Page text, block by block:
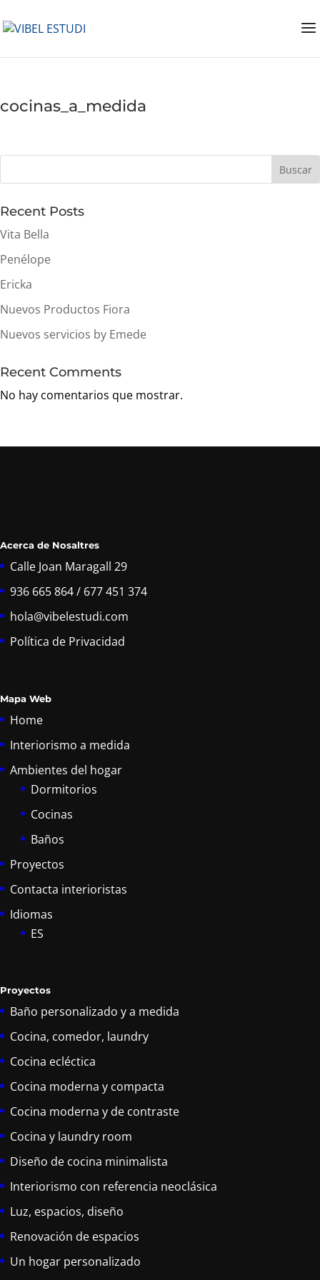
cocinas_a_medida
Buscar
Recent Posts
Vita Bella
Penélope
Ericka
Nuevos Productos Fiora
Nuevos servicios by Emede
Recent Comments
No hay comentarios que mostrar.
Acerca de Nosaltres
Calle Joan Maragall 29
936 665 864 / 677 451 374
hola@vibelestudi.com
Política de Privacidad
Mapa Web
Home
Interiorismo a medida
Ambientes del hogar
Dormitorios
Cocinas
Baños
Proyectos
Contacta interioristas
Idiomas
ES
Proyectos
Baño personalizado y a medida
Cocina, comedor, laundry
Cocina ecléctica
Cocina moderna y compacta
Cocina moderna y de contraste
Cocina y laundry room
Diseño de cocina minimalista
Interiorismo con referencia neoclásica
Luz, espacios, diseño
Renovación de espacios
Un hogar personalizado